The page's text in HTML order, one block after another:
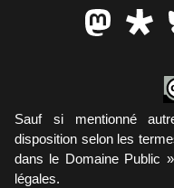
Sauf si mentionné
disposition selon les
dans le Domaine Public
légales.